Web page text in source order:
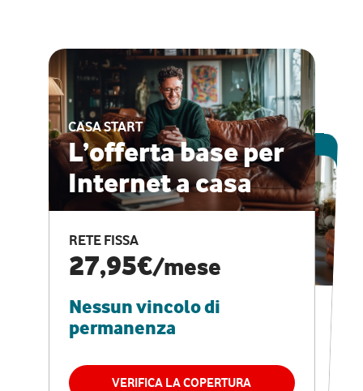
CASA START
L’offerta base per
Internet a casa
RETE FISSA
27,95€/mese
Nessun vincolo di
permanenza
VERIFICA LA COPERTURA
ESCLUSIVA ONLINE
CASA PRO
Internet veloce e
vantaggi speciali
RETE FISSA + VODAFONE CLUB
29,95€
permanenza